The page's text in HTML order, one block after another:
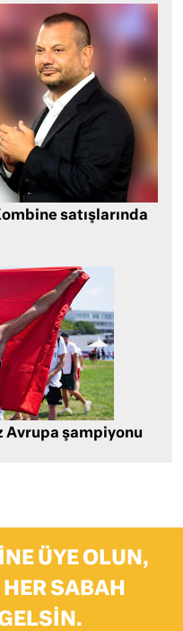
satışlarında
Avrupa şampiyonu
ÜYE OLUN,
SABAH